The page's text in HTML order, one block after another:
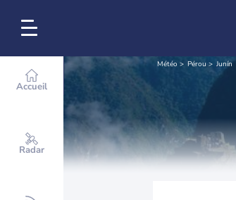
Accueil
Radar
Météo Pérou Junín